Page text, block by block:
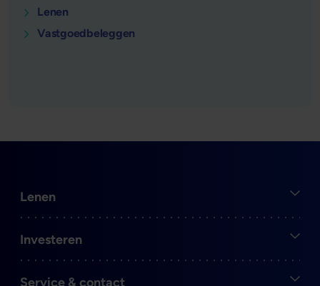
Lenen
Vastgoedbeleggen
Open
Lenen
Open
Investeren
Open
Service & contact